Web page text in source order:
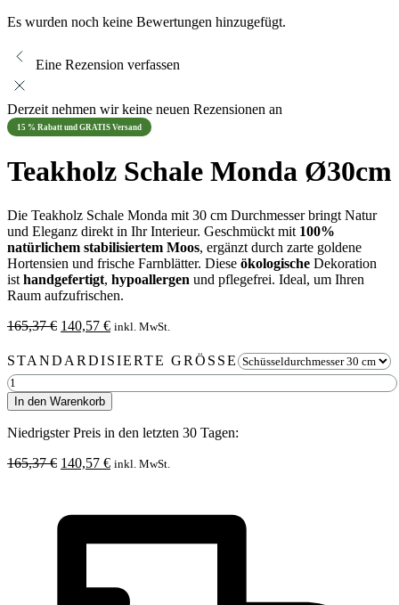
Es wurden noch keine Bewertungen hinzugefügt.
Eine Rezension verfassen
Derzeit nehmen wir keine neuen Rezensionen an
15 % Rabatt und GRATIS Versand
Teakholz Schale Monda Ø30cm
Die Teakholz Schale Monda mit 30 cm Durchmesser bringt Natur
und Eleganz direkt in Ihr Interieur. Geschmückt mit 100%
natürlichem stabilisiertem Moos, ergänzt durch zarte goldene
Hortensien und frische Farnblätter. Diese ökologische Dekoration
ist handgefertigt, hypoallergen und pflegefrei. Ideal, um Ihren
Raum aufzufrischen.
165,37€ Ursprünglicher
war:
165,37 €
140,57 €Aktueller
ist:
140,57 €.
inkl. MwSt.
STANDARDISIERTE GRÖSSE
Teakholz
Schale
Monda
Ø30cm
Menge
In den Warenkorb
Niedrigster Preis in den letzten 30 Tagen:
165,37€ Ursprünglicher
140,57 €Aktueller
inkl. MwSt.